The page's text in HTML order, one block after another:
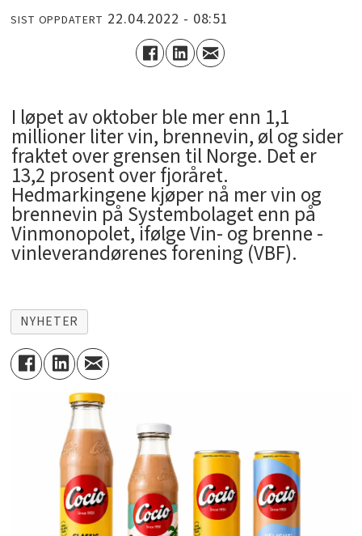
SIST OPPDATERT 22.04.2022 - 08:51
I løpet av oktober ble mer enn 1,1
millioner liter vin, brennevin, øl og sider
fraktet over grensen til Norge. Det er
13,2 prosent over fjoråret.
Hedmarkingene kjøper nå mer vin og
brennevin på Systembolaget enn på
Vinmonopolet, ifølge Vin- og brenne -
vinleverandørenes forening (VBF).
NYHETER